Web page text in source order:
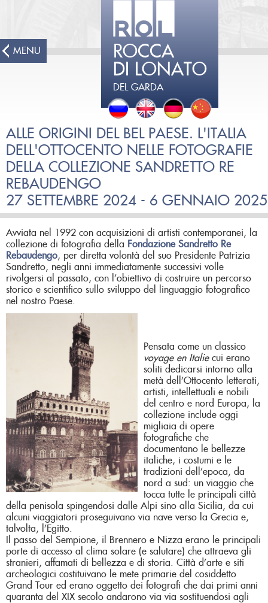
ROCCA
DI LONATO
DEL GARDA
MENU
ALLE ORIGINI DEL BEL PAESE. L'ITALIA
DELL'OTTOCENTO NELLE FOTOGRAFIE
DELLA COLLEZIONE SANDRETTO RE
REBAUDENGO
27 SETTEMBRE 2024 - 6 GENNAIO 2025
Avviata nel 1992 con acquisizioni di artisti contemporanei, la
collezione di fotografia della Fondazione Sandretto Re
Rebaudengo, per diretta volontà del suo Presidente Patrizia
Sandretto, negli anni immediatamente successivi volle
rivolgersi al passato, con l’obiettivo di costruire un percorso
storico e scientifico sullo sviluppo del linguaggio fotografico
nel nostro Paese.
Pensata come un classico
voyage en Italiecui erano
soliti dedicarsi intorno alla
metà dell’Ottocento letterati,
artisti, intellettuali e nobili
del centro e nord Europa, la
collezione include oggi
migliaia di opere
fotografiche che
documentano le bellezze
italiche, i costumi e le
tradizioni dell’epoca, da
nord a sud: un viaggio che
tocca tutte le principali città
della penisola spingendosi dalle Alpi sino alla Sicilia, da cui
alcuni viaggiatori proseguivano via nave verso la Grecia e,
talvolta, l’Egitto.
Il passo del Sempione, il Brennero e Nizza erano le principali
porte di accesso al clima solare (e salutare) che attraeva gli
stranieri, affamati di bellezza e di storia. Città d’arte e siti
archeologici costituivano le mete primarie del cosiddetto
Grand Tour ed erano oggetto dei fotografi che dai primi anni
quaranta del XIX secolo andarono via via sostituendosi agli